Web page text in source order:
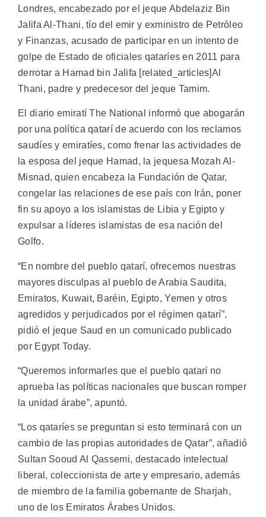
Londres, encabezado por el jeque Abdelaziz Bin
Jalifa Al-Thani, tío del emir y exministro de Petróleo
y Finanzas, acusado de participar en un intento de
golpe de Estado de oficiales qataríes en 2011 para
derrotar a Hamad bin Jalifa [related_articles]Al
Thani, padre y predecesor del jeque Tamim.
El diario emiratí The National informó que abogarán
por una política qatarí de acuerdo con los reclamos
saudíes y emiratíes, como frenar las actividades de
la esposa del jeque Hamad, la jequesa Mozah Al-
Misnad, quien encabeza la Fundación de Qatar,
congelar las relaciones de ese país con Irán, poner
fin su apoyo a los islamistas de Libia y Egipto y
expulsar a líderes islamistas de esa nación del
Golfo.
“En nombre del pueblo qatarí, ofrecemos nuestras
mayores disculpas al pueblo de Arabia Saudita,
Emiratos, Kuwait, Baréin, Egipto, Yemen y otros
agredidos y perjudicados por el régimen qatarí”,
pidió el jeque Saud en un comunicado publicado
por Egypt Today.
“Queremos informarles que el pueblo qatarí no
aprueba las políticas nacionales que buscan romper
la unidad árabe”, apuntó.
“Los qataríes se preguntan si esto terminará con un
cambio de las propias autoridades de Qatar”, añadió
Sultan Sooud Al Qassemi, destacado intelectual
liberal, coleccionista de arte y empresario, además
de miembro de la familia gobernante de Sharjah,
uno de los Emiratos Árabes Unidos.